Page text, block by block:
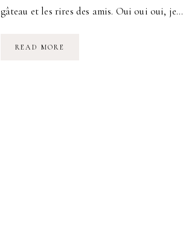
gâteau et les rires des amis. Oui oui oui, je…
READ MORE